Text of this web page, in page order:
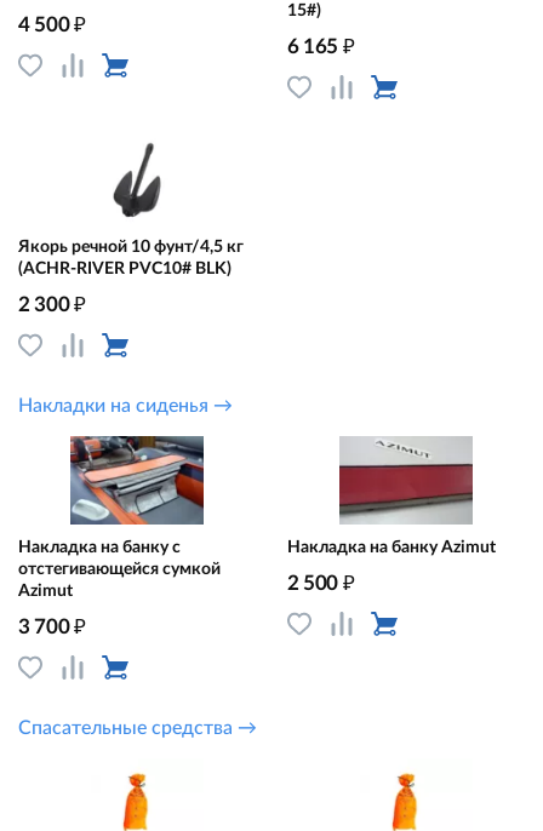
4 500₽
15#)
6 165 ₽
Якорь речной 10 фунт/4,5 кг
(ACHR-RIVER PVC10# BLK)
2 300₽
Накладки на сиденья →
Накладка на банку с
отстегивающейся сумкой
Azimut
3 700₽
Накладка на банку Azimut
2 500 ₽
Спасательные средства →